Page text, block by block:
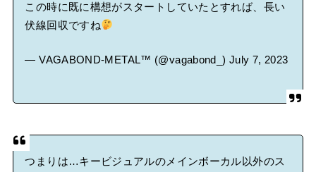
この時に既に構想がスタートしていたとすれば、長い
伏線回収ですね
— VAGABOND-METAL™ (@vagabond_) July 7, 2023
つまりは…キービジュアルのメインボーカル以外のス